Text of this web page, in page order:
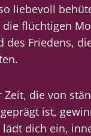
liebevoll
flüchtigen
des Friedens,
Zeit, die von
ist,
lädt dich ein,